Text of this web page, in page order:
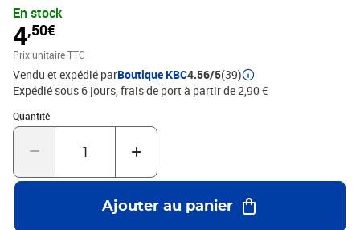
En stock
4,50€
Prix unitaire TTC
Vendu et expédié parBoutique KBC4.56/5(39)
Expédié sous 6 jours, frais de port à partir de 2,90 €
Quantité
Quantité : 1
Ajouter au panier